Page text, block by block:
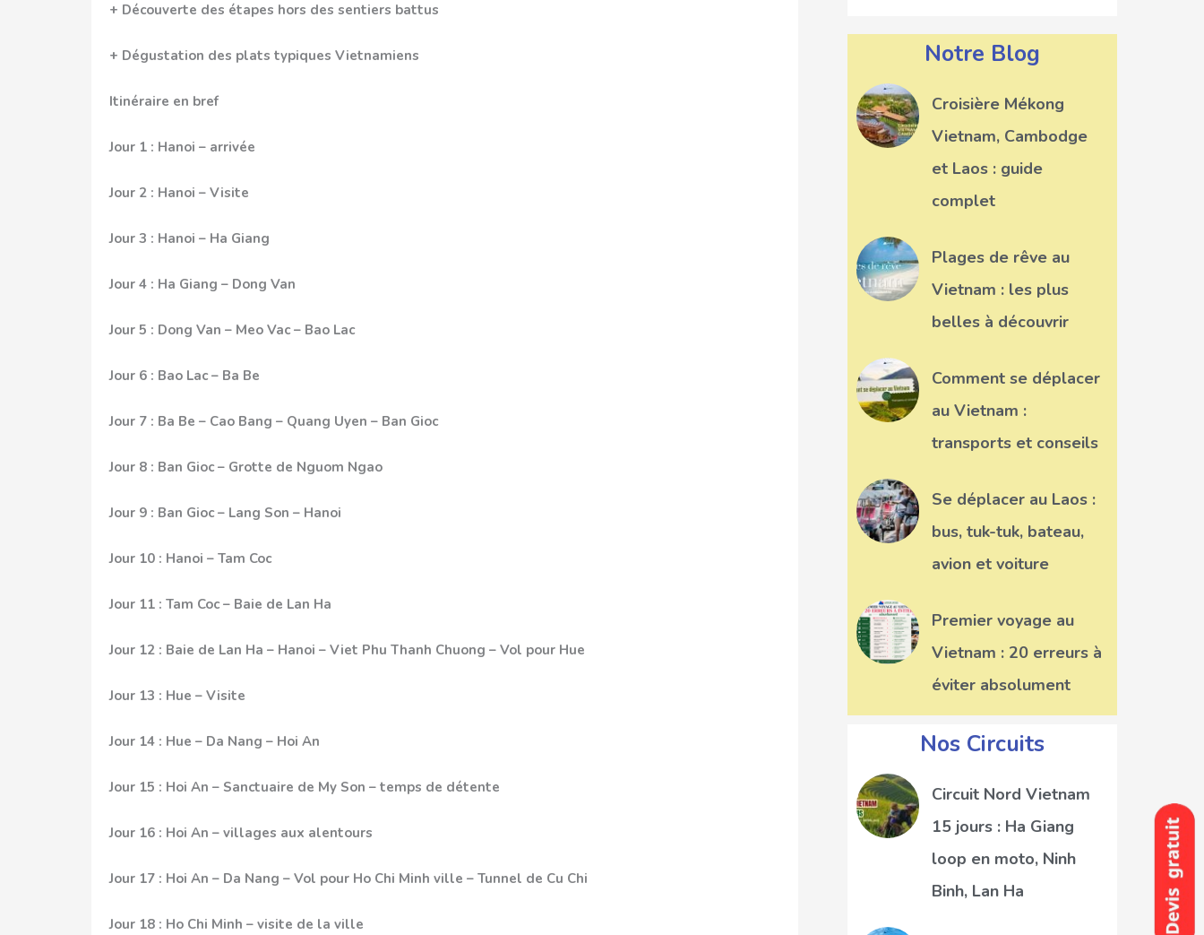
+ Découverte des étapes hors des sentiers battus
+ Dégustation des plats typiques Vietnamiens
Itinéraire en bref
Jour 1 : Hanoi – arrivée
Jour 2 : Hanoi – Visite
Jour 3 : Hanoi – Ha Giang
Jour 4 : Ha Giang – Dong Van
Jour 5 : Dong Van – Meo Vac – Bao Lac
Jour 6 : Bao Lac – Ba Be
Jour 7 : Ba Be – Cao Bang – Quang Uyen – Ban Gioc
Jour 8 : Ban Gioc – Grotte de Nguom Ngao
Jour 9 : Ban Gioc – Lang Son – Hanoi
Jour 10 : Hanoi – Tam Coc
Jour 11 : Tam Coc – Baie de Lan Ha
Jour 12 : Baie de Lan Ha – Hanoi – Viet Phu Thanh Chuong – Vol pour Hue
Jour 13 : Hue – Visite
Jour 14 : Hue – Da Nang – Hoi An
Jour 15 : Hoi An – Sanctuaire de My Son – temps de détente
Jour 16 : Hoi An – villages aux alentours
Jour 17 : Hoi An – Da Nang – Vol pour Ho Chi Minh ville – Tunnel de Cu Chi
Jour 18 : Ho Chi Minh – visite de la ville
Notre Blog
Croisière Mékong
Vietnam, Cambodge
et Laos : guide
complet
Plages de rêve au
Vietnam : les plus
belles à découvrir
Comment se déplacer
au Vietnam :
transports et conseils
Se déplacer au Laos :
bus, tuk-tuk, bateau,
avion et voiture
Premier voyage au
Vietnam : 20 erreurs à
éviter absolument
Nos Circuits
Circuit Nord Vietnam
15 jours : Ha Giang
loop en moto, Ninh
Binh, Lan Ha